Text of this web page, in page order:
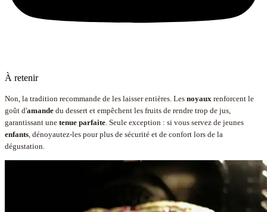
À retenir
Non, la tradition recommande de les laisser entières. Les noyaux renforcent le
goût d'amande du dessert et empêchent les fruits de rendre trop de jus,
garantissant une tenue parfaite . Seule exception : si vous servez de jeunes
enfants , dénoyautez-les pour plus de sécurité et de confort lors de la
dégustation.